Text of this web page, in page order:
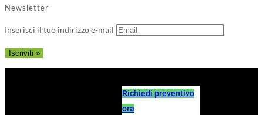
Newsletter
Inserisci il tuo indirizzo e-mail
Richiedi preventivo
ora